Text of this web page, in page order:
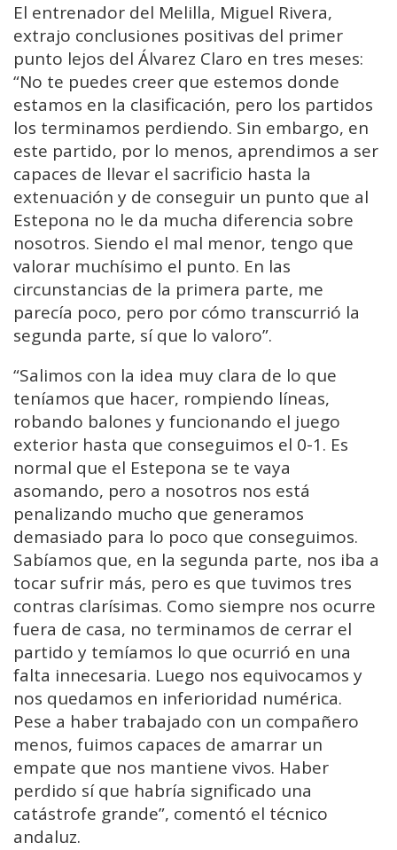
El entrenador del Melilla, Miguel Rivera,
extrajo conclusiones positivas del primer
punto lejos del Álvarez Claro en tres meses:
“No te puedes creer que estemos donde
estamos en la clasificación, pero los partidos
los terminamos perdiendo. Sin embargo, en
este partido, por lo menos, aprendimos a ser
capaces de llevar el sacrificio hasta la
extenuación y de conseguir un punto que al
Estepona no le da mucha diferencia sobre
nosotros. Siendo el mal menor, tengo que
valorar muchísimo el punto. En las
circunstancias de la primera parte, me
parecía poco, pero por cómo transcurrió la
segunda parte, sí que lo valoro”.
“Salimos con la idea muy clara de lo que
teníamos que hacer, rompiendo líneas,
robando balones y funcionando el juego
exterior hasta que conseguimos el 0-1. Es
normal que el Estepona se te vaya
asomando, pero a nosotros nos está
penalizando mucho que generamos
demasiado para lo poco que conseguimos.
Sabíamos que, en la segunda parte, nos iba a
tocar sufrir más, pero es que tuvimos tres
contras clarísimas. Como siempre nos ocurre
fuera de casa, no terminamos de cerrar el
partido y temíamos lo que ocurrió en una
falta innecesaria. Luego nos equivocamos y
nos quedamos en inferioridad numérica.
Pese a haber trabajado con un compañero
menos, fuimos capaces de amarrar un
empate que nos mantiene vivos. Haber
perdido sí que habría significado una
catástrofe grande”, comentó el técnico
andaluz.